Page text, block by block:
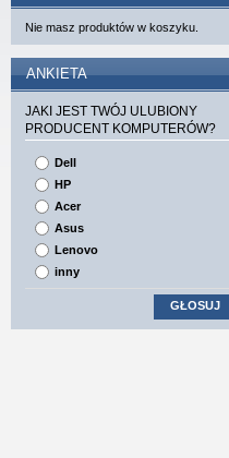
Nie masz produktów w koszyku.
ANKIETA
JAKI JEST TWÓJ ULUBIONY
PRODUCENT KOMPUTERÓW?
Dell
HP
Acer
Asus
Lenovo
inny
GŁOSUJ